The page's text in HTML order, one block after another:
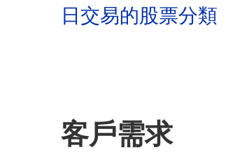
日交易的股票分類
客戶需求